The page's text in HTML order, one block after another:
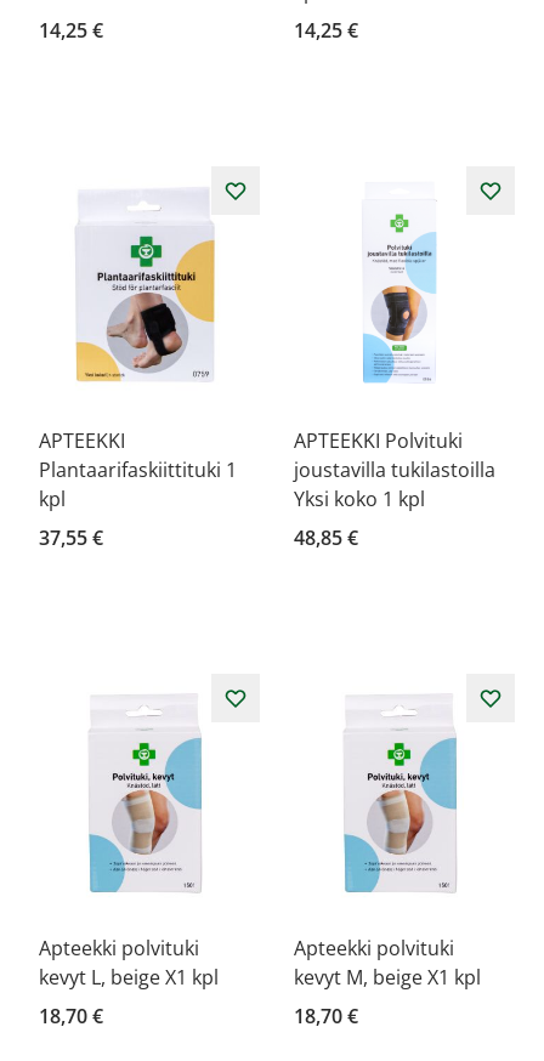
14,25 €
14,25 €
APTEEKKI
Plantaarifaskiittituki 1
kpl
37,55 €
APTEEKKI Polvituki
joustavilla tukilastoilla
Yksi koko 1 kpl
48,85 €
Apteekki polvituki
kevyt L, beige X1 kpl
18,70 €
Apteekki polvituki
kevyt M, beige X1 kpl
18,70 €